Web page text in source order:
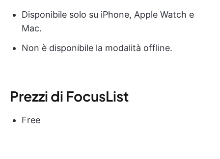
Disponibile solo su iPhone, Apple Watch e
Mac.
Non è disponibile la modalità offline.
Prezzi di FocusList
Free